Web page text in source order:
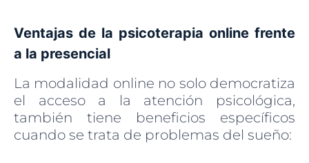
Ventajas de la psicoterapia online frente
a la presencial
La modalidad online no solo democratiza
el acceso a la atención psicológica,
también tiene beneficios específicos
cuando se trata de problemas del sueño: